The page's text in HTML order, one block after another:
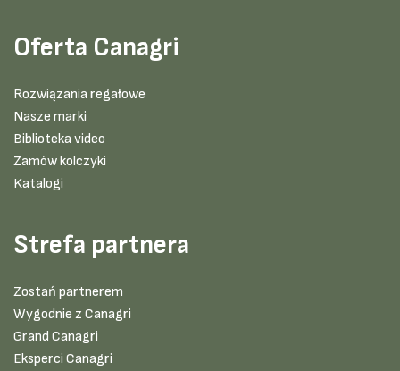
Oferta Canagri
Rozwiązania regałowe
Nasze marki
Biblioteka video
Zamów kolczyki
Katalogi
Strefa partnera
Zostań partnerem
Wygodnie z Canagri
Grand Canagri
Eksperci Canagri